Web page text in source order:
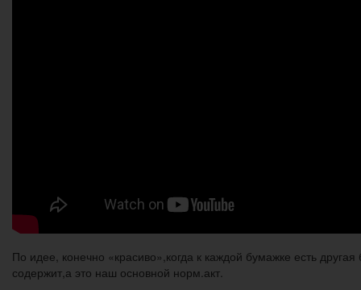
По идее, конечно «красиво»,когда к каждой бумажке есть
содержит,а это наш основной норм.акт.